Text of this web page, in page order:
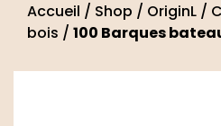
Accueil / Shop / OriginL /
bois / 100 Barques